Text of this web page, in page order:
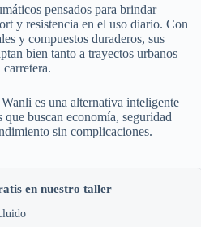
pensados para brindar
y resistencia en el uso diario. Con
y compuestos duraderos, sus
bien tanto a trayectos urbanos
es una alternativa inteligente
que buscan economía, seguridad
sin complicaciones.
en nuestro taller